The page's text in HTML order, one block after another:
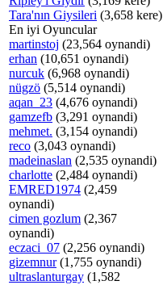
Tara'nın Giysileri (3,658 kere)
En iyi Oyuncular
martinstoj (23,564 oynandi)
erhan (10,651 oynandi)
nurcuk (6,968 oynandi)
nügzö (5,514 oynandi)
aqan_23 (4,676 oynandi)
gamzefb (3,291 oynandi)
mehmet. (3,154 oynandi)
reco (3,043 oynandi)
madeinaslan (2,535 oynandi)
charlotte (2,484 oynandi)
EMRED1974 (2,459
oynandi)
cimen gozlum (2,367
oynandi)
eczaci_07 (2,256 oynandi)
gizemnur(1,755 oynandi)
ultraslanturgay (1,582